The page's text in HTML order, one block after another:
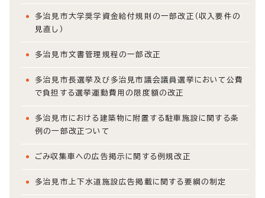
多治見市大学奨学資金給付規則の一部改正（収入要件の
見直し）
多治見市文書管理規程の一部改正
多治見市長選挙及び多治見市議会議員選挙において公費
で負担する選挙運動費用の限度額の改正
多治見市における建築物に附置する駐車施設に関する条
例の一部改正ついて
ごみ収集車への広告掲示に関する例規改正
多治見市上下水道施設広告掲載に関する要綱の制定